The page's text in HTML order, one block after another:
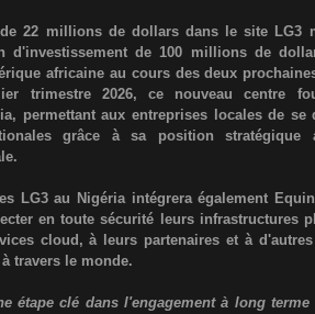
22 millions de dollars dans le site LG3
d'investissement de 100 millions de
africaine au cours des deux
trimestre 2026, ce nouveau centre
permettant aux entreprises locales de se
grâce à sa position
LG3 au Nigéria intégrera également
en toute sécurité leurs infrastructures
cloud, à leurs partenaires et à
travers le monde.
étape clé dans l'engagement à long